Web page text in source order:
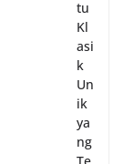
tu
Kl
asi
k
Un
ik
ya
ng